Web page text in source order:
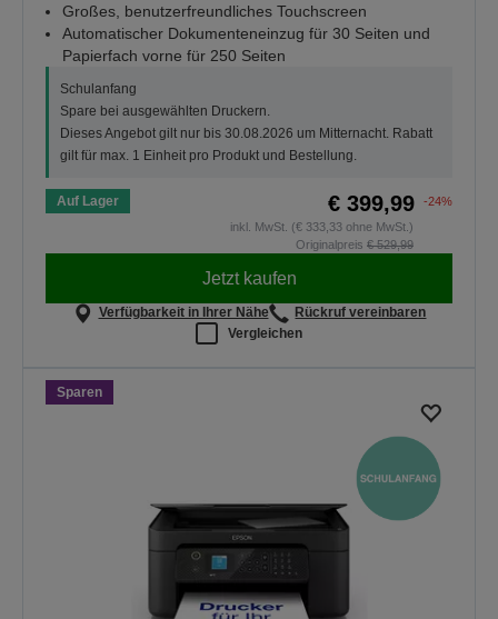
Großes, benutzerfreundliches Touchscreen
Automatischer Dokumenteneinzug für 30 Seiten und
Papierfach vorne für 250 Seiten
Schulanfang
Spare bei ausgewählten Druckern.
Dieses Angebot gilt nur bis 30.08.2026 um Mitternacht. Rabatt
gilt für max. 1 Einheit pro Produkt und Bestellung.
Auf Lager € 399,99
-24%
inkl. MwSt. (€ 333,33 ohne MwSt.)
Originalpreis € 529,99
Jetzt kaufen
Verfügbarkeit in Ihrer Nähe
Rückruf vereinbaren
Vergleichen
Sparen